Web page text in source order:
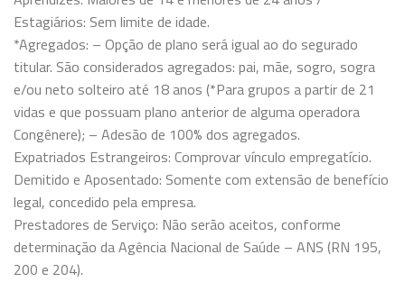
Estagiários: Sem limite de idade.
*Agregados: – Opção de plano será igual ao do segurado
titular. São considerados agregados: pai, mãe, sogro, sogra
e/ou neto solteiro até 18 anos (*Para grupos a partir de 21
vidas e que possuam plano anterior de alguma operadora
Congênere); – Adesão de 100% dos agregados.
Expatriados Estrangeiros: Comprovar vínculo empregatício.
Demitido e Aposentado: Somente com extensão de benefício
legal, concedido pela empresa.
Prestadores de Serviço: Não serão aceitos, conforme
determinação da Agência Nacional de Saúde – ANS (RN 195,
200 e 204).